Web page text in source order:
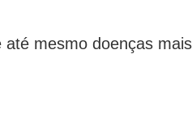
mesmo doenças mais